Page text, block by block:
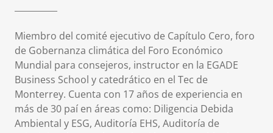
Miembro del comité ejecutivo de Capítulo Cero, foro
de Gobernanza climática del Foro Económico
Mundial para consejeros, instructor en la EGADE
Business School y catedrático en el Tec de
Monterrey. Cuenta con 17 años de experiencia en
más de 30 paí en áreas como: Diligencia Debida
Ambiental y ESG, Auditoría EHS, Auditoría de